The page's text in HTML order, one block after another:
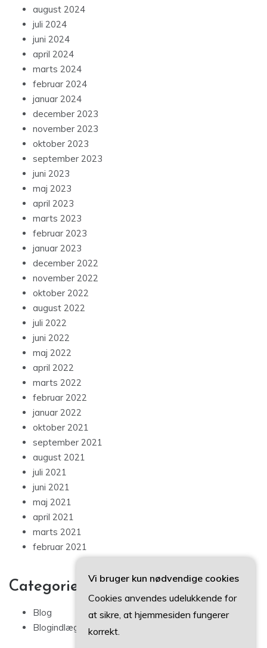
august 2024
juli 2024
juni 2024
april 2024
marts 2024
februar 2024
januar 2024
december 2023
november 2023
oktober 2023
september 2023
juni 2023
maj 2023
april 2023
marts 2023
februar 2023
januar 2023
december 2022
november 2022
oktober 2022
august 2022
juli 2022
juni 2022
maj 2022
april 2022
marts 2022
februar 2022
januar 2022
oktober 2021
september 2021
august 2021
juli 2021
juni 2021
maj 2021
april 2021
marts 2021
februar 2021
Categories
Blog
Blogindlæg
Vi bruger kun nødvendige cookies
Cookies anvendes udelukkende for
at sikre, at hjemmesiden fungerer
korrekt.